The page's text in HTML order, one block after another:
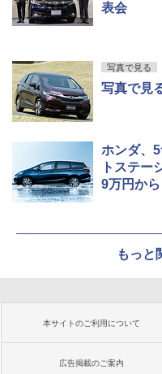
表会
写真で見る
写真で見
ホンダ、
トステー
9万円から
もっと
本サイトのご利用について
広告掲載のご案内